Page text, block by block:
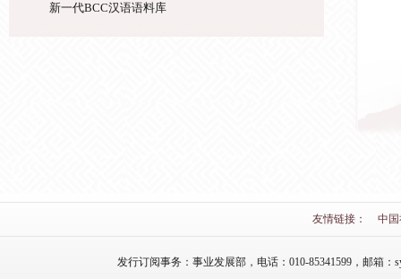
新一代BCC汉语语料库
友情链接： 中
发行订阅事务：事业发展部，电话：010-85341599，邮箱：